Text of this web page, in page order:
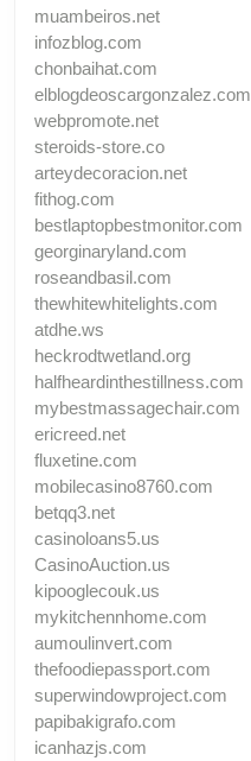
muambeiros.net
infozblog.com
chonbaihat.com
elblogdeoscargonzalez.com
webpromote.net
steroids-store.co
arteydecoracion.net
fithog.com
bestlaptopbestmonitor.com
georginaryland.com
roseandbasil.com
thewhitewhitelights.com
atdhe.ws
heckrodtwetland.org
halfheardinthestillness.com
mybestmassagechair.com
ericreed.net
fluxetine.com
mobilecasino8760.com
betqq3.net
casinoloans5.us
CasinoAuction.us
kipooglecouk.us
mykitchennhome.com
aumoulinvert.com
thefoodiepassport.com
superwindowproject.com
papibakigrafo.com
icanhazjs.com